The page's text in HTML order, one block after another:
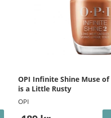
OPI Infinite Shine Muse
is a Little Rusty
OPI